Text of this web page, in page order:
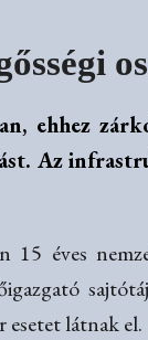
ehhez
Az
éves
esetet látnak el.